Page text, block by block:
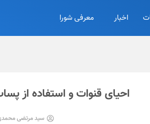
اخبار معرفی شورا
احیای قنوات و استفاده از
سید مرتضی